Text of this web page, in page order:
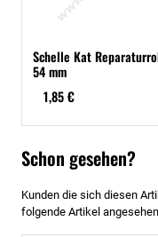
Schelle Kat
54 mm
1,85 €
Schon gesehen?
Kunden die sich diesen
folgende Artikel